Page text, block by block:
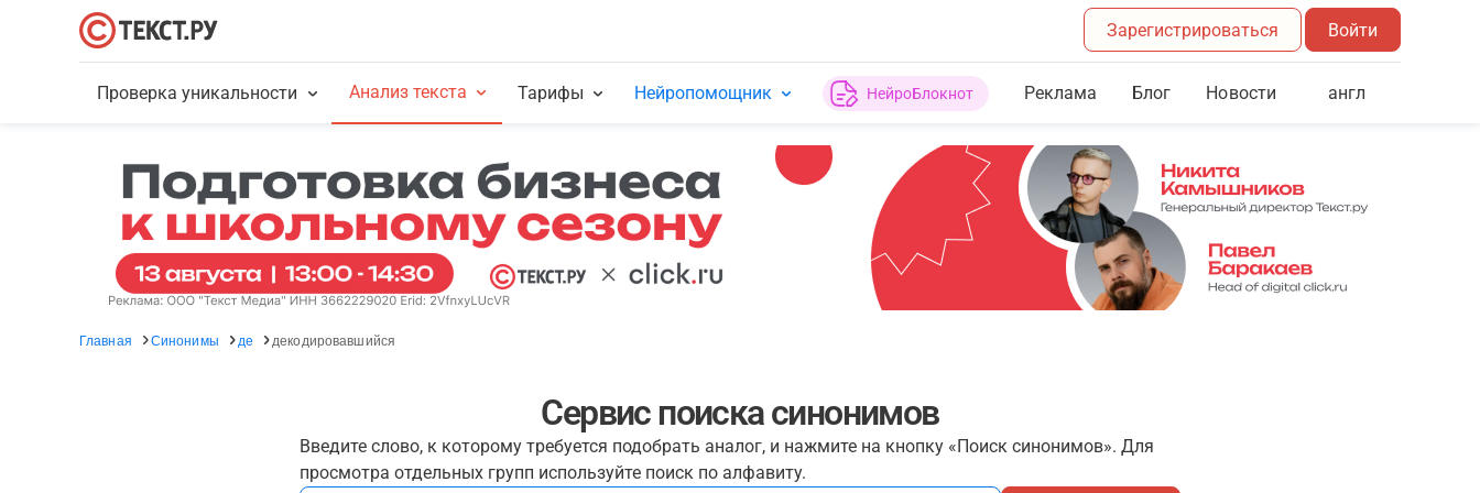
Зарегистрироваться Войти
Проверка уникальности Анализ текста Тарифы Нейропомощник НейроБлокнот Реклама Блог Новости англ
Главная Синонимы де декодировавшийся
Сервис поиска синонимов
Введите слово, к которому требуется подобрать аналог, и нажмите на кнопку «Поиск синонимов». Для
просмотра отдельных групп используйте поиск по алфавиту.